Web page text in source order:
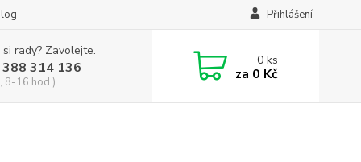
Přihlášení
rady? Zavolejte.
314 136
8-16 hod.)
0ks
za 0 Kč